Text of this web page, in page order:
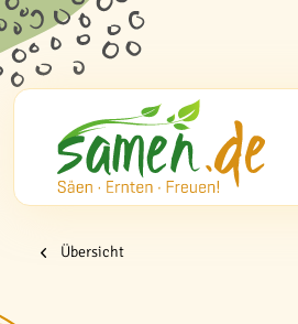
Übersicht